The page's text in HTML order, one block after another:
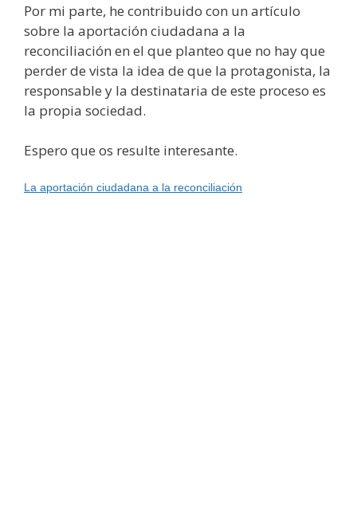
Por mi parte, he contribuido con un artículo
sobre la aportación ciudadana a la
reconciliación en el que planteo que no hay que
perder de vista la idea de que la protagonista, la
responsable y la destinataria de este proceso es
la propia sociedad.
Espero que os resulte interesante.
La aportación ciudadana a la reconciliación